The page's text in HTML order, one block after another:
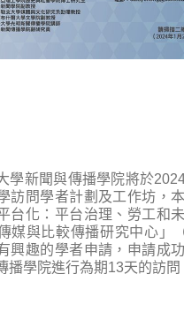
學新聞與傳播學院將於
訪問學者計劃及工作坊，
台化：平台治理、勞工和
媒與比較傳播研究中心」
興趣的學者申請，申請成
播學院進行為期13天的訪問